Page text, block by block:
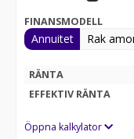
FINANSMODELL
Annuitet Rak
RÄNTA
EFFEKTIV RÄNTA
Öppna kalkylator